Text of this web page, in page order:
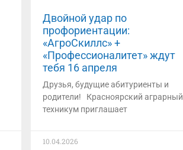
Двойной удар по
профориентации:
«АгроСкиллс» +
«Профессионалитет» ждут
тебя 16 апреля
Друзья, будущие абитуриенты и
родители! Красноярский аграрный
техникум приглашает
10.04.2026